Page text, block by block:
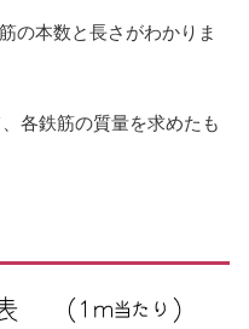
の本数と長さがわかりま
各鉄筋の質量を求めたも